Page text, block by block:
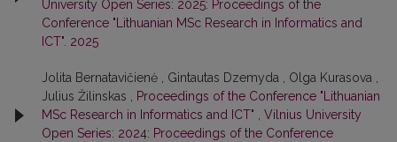
University Open Series: 2025: Proceedings of the
Conference "Lithuanian MSc Research in Informatics and
ICT". 2025
Jolita Bernatavičienė , Gintautas Dzemyda , Olga Kurasova ,
Julius Žilinskas ,
Proceedings of the Conference "Lithuanian
MSc Research in Informatics and ICT"
Vilnius University
Open Series: 2024: Proceedings of the Conference